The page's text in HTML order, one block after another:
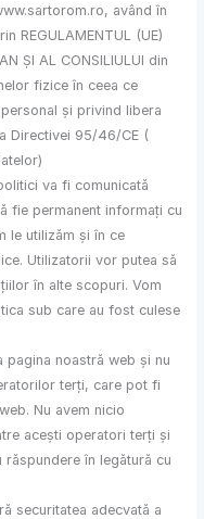
având în
REGULAMENTUL (UE)
ȘI AL CONSILIULUI din
fizice în ceea ce
și privind libera
Directivei 95/46/CE (
va fi comunicată
fie permanent informați cu
le utilizăm și în ce
Utilizatorii vor putea să
în alte scopuri. Vom
sub care au fost culese
pagina noastră web și nu
terți, care pot fi
Nu avem nicio
acești operatori terți și
răspundere în legătură cu
securitatea adecvată a